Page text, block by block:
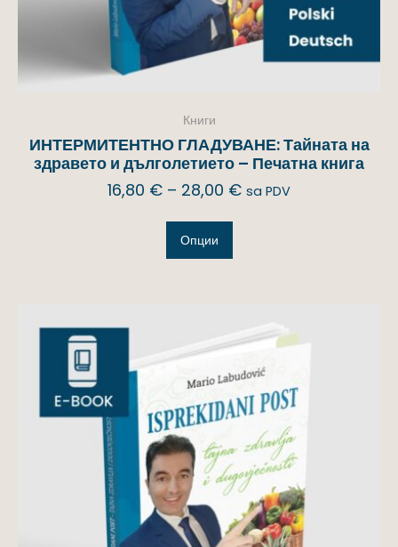
Книги
ИНТЕРМИТЕНТНО ГЛАДУВАНЕ: Тайната на
здравето и дълголетието – Печатна книга
16,80 € – 28,00 € sa PDV
Опции